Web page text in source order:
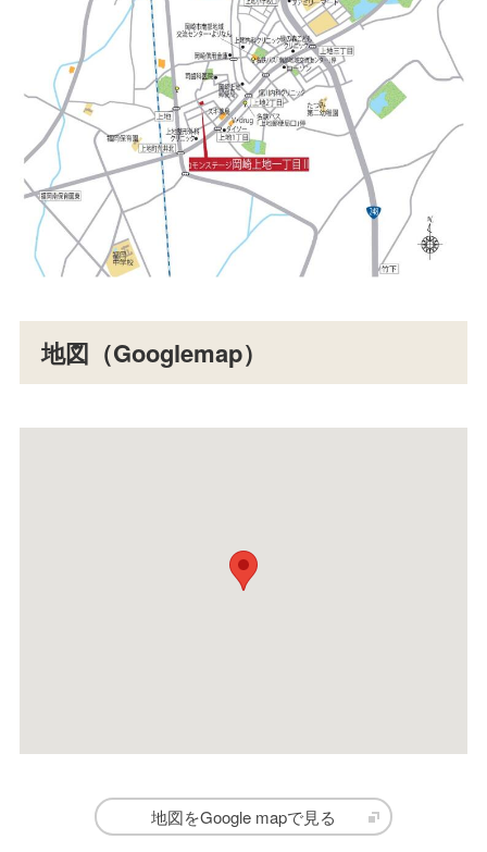
地図（Googlemap）
地図をGoogle mapで見る